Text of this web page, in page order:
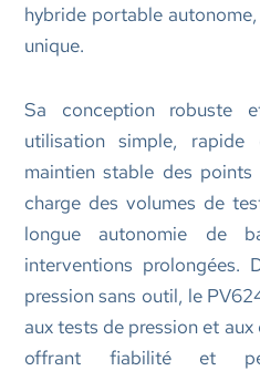
hybride portable
unique.
Sa conception robuste
utilisation simple,
maintien stable des
charge des volumes de
longue autonomie de
interventions prolongées.
pression sans outil, le
aux tests de pression et
offrant fiabilité et